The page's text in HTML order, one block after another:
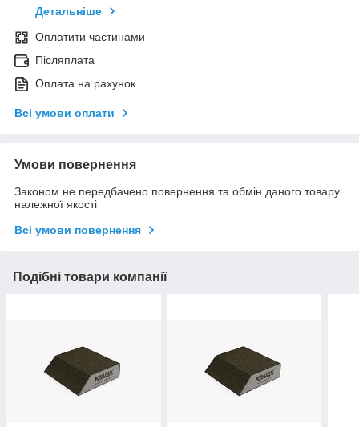
Детальніше
Оплатити частинами
Післяплата
Оплата на рахунок
Всі умови оплати
Умови повернення
Законом не передбачено повернення та обмін даного товару
належної якості
Всі умови повернення
Подібні товари компанії